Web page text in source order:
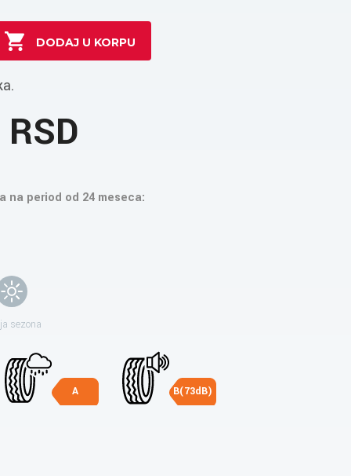
na period od 24 meseca:
sezona
A B(73dB)